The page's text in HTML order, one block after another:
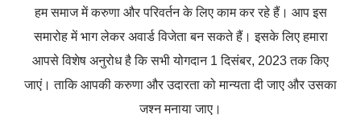
हम समाज में करुणा और परिवर्तन के लिए काम कर रहे हैं। आप इस
समारोह में भाग लेकर अवार्ड विजेता बन सकते हैं। इसके लिए हमारा
आपसे विशेष अनुरोध है कि सभी योगदान 1 दिसंबर, 2023 तक किए
जाएं। ताकि आपकी करुणा और उदारता को मान्यता दी जाए और उसका
जश्न मनाया जाए।